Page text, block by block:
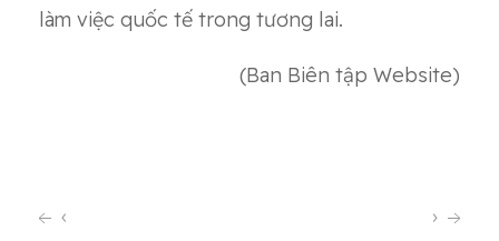
làm việc quốc tế trong tương lai.
(Ban Biên tập Website)
‹ ›